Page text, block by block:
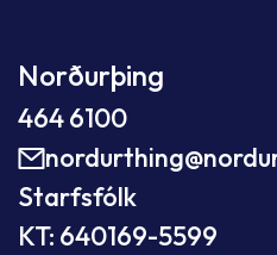
Norðurþing
464 6100
Starfsfólk
KT: 640169-5599